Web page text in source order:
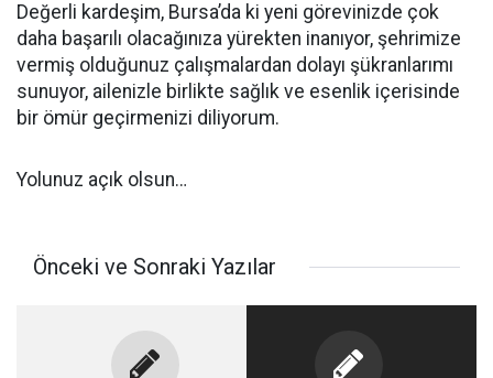
Değerli kardeşim, Bursa’da ki yeni görevinizde çok
daha başarılı olacağınıza yürekten inanıyor, şehrimize
vermiş olduğunuz çalışmalardan dolayı şükranlarımı
sunuyor, ailenizle birlikte sağlık ve esenlik içerisinde
bir ömür geçirmenizi diliyorum.
Yolunuz açık olsun…
Önceki ve Sonraki Yazılar